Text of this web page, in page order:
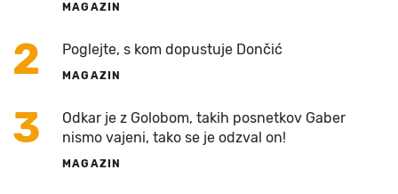
MAGAZIN
2 Poglejte, s kom dopustuje Dončić
MAGAZIN
3
Odkar je z Golobom, takih posnetkov Gaber
nismo vajeni, tako se je odzval on!
MAGAZIN